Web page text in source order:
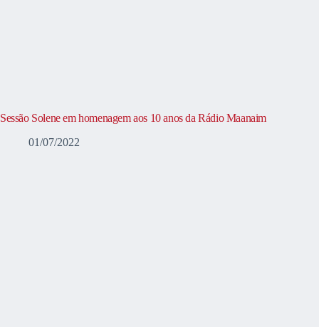
Sessão Solene em homenagem aos 10 anos da Rádio Maanaim
01/07/2022